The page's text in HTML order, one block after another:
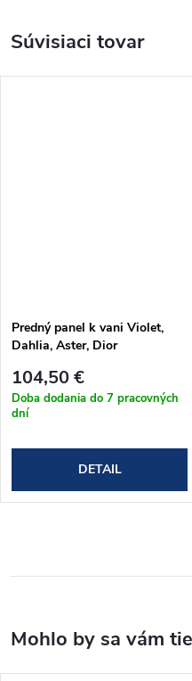
Súvisiaci tovar
Predný panel k vani Violet,
Dahlia, Aster, Dior
104,50 €
Doba dodania do 7 pracovných
dní
DETAIL